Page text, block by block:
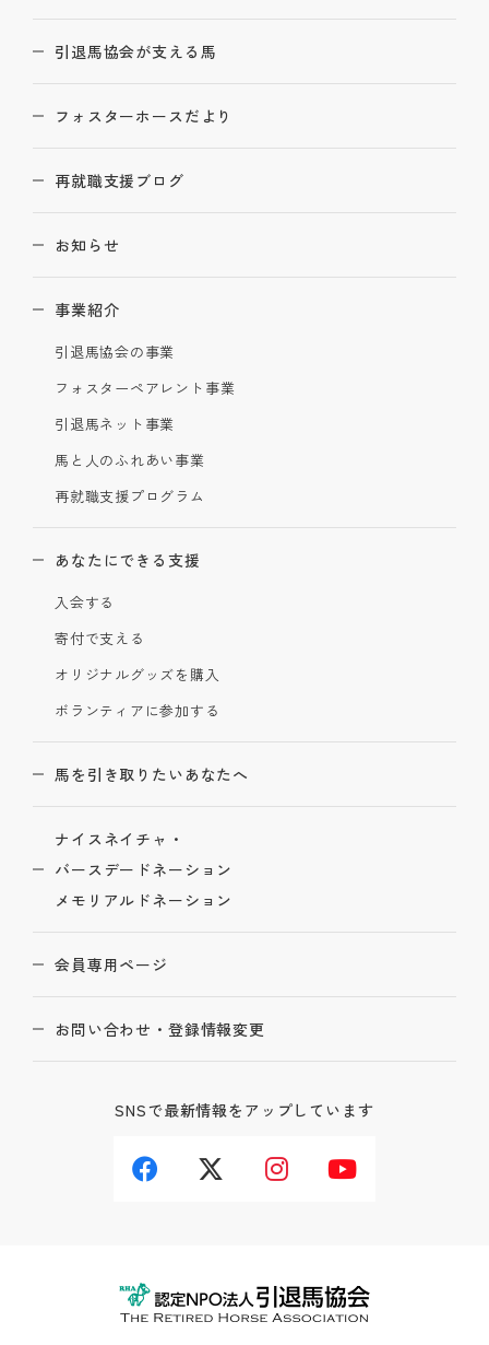
引退馬協会が支える馬
フォスターホースだより
再就職支援ブログ
お知らせ
事業紹介
引退馬協会の事業
フォスターペアレント事業
引退馬ネット事業
馬と人のふれあい事業
再就職支援プログラム
あなたにできる支援
入会する
寄付で支える
オリジナルグッズを購入
ボランティアに参加する
馬を引き取りたいあなたへ
ナイスネイチャ・
バースデードネーション
メモリアルドネーション
会員専用ページ
お問い合わせ・登録情報変更
SNSで最新情報をアップしています